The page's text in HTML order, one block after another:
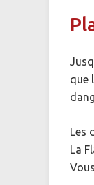
que
Les
La